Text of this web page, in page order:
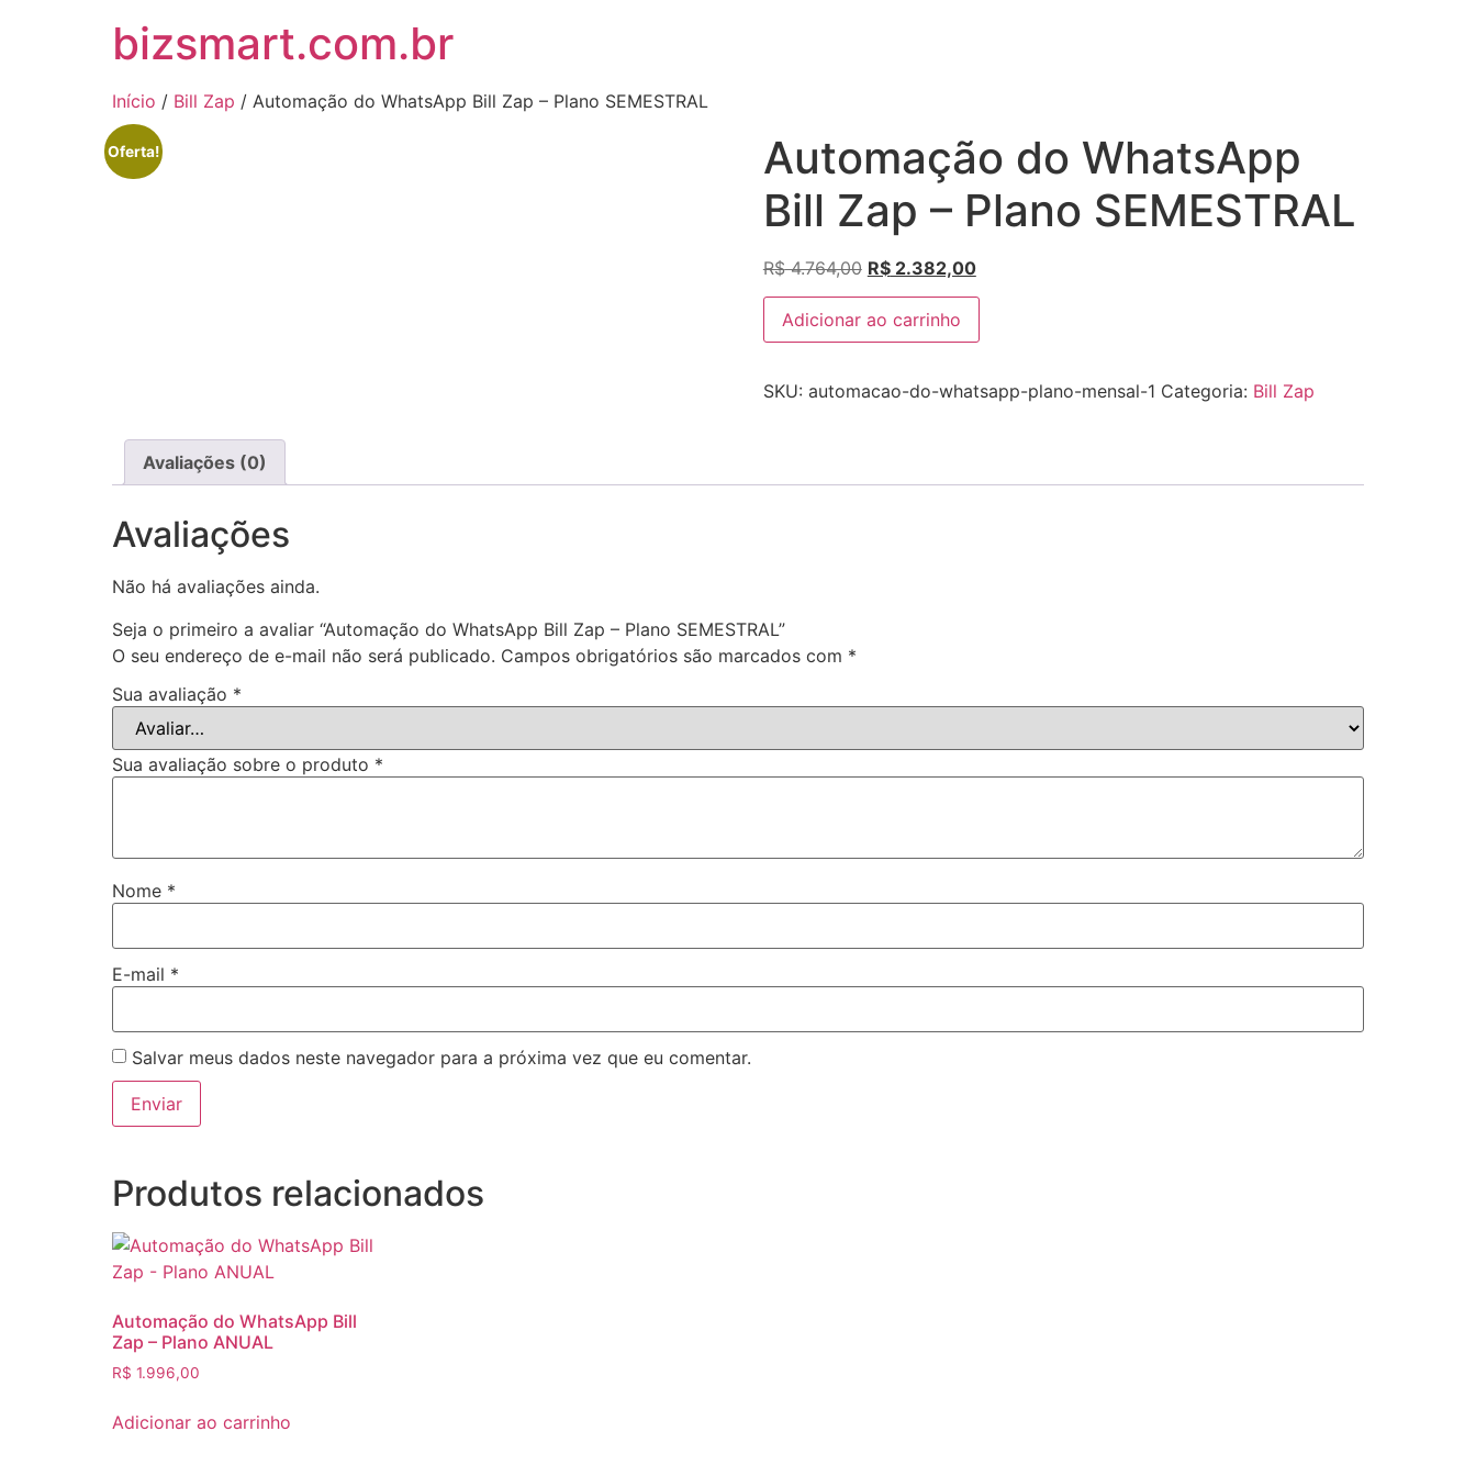
bizsmart.com.br
Início / Bill Zap / Automação do WhatsApp Bill Zap – Plano SEMESTRAL
Oferta!
Automação do WhatsApp
Bill Zap – Plano SEMESTRAL
R$4.764,00 R$2.382,00
Adicionar ao carrinho
SKU: automacao-do-whatsapp-plano-mensal-1 Categoria: Bill Zap
Avaliações (0)
Avaliações
Não há avaliações ainda.
Seja o primeiro a avaliar “Automação do WhatsApp Bill Zap – Plano SEMESTRAL”
O seu endereço de e-mail não será publicado. Campos obrigatórios são marcados com *
Sua avaliação *
Sua avaliação sobre o produto *
Nome *
E-mail *
Salvar meus dados neste navegador para a próxima vez que eu comentar.
Produtos relacionados
Automação do WhatsApp Bill
Zap – Plano ANUAL
R$ 1.996,00
Adicionar ao carrinho